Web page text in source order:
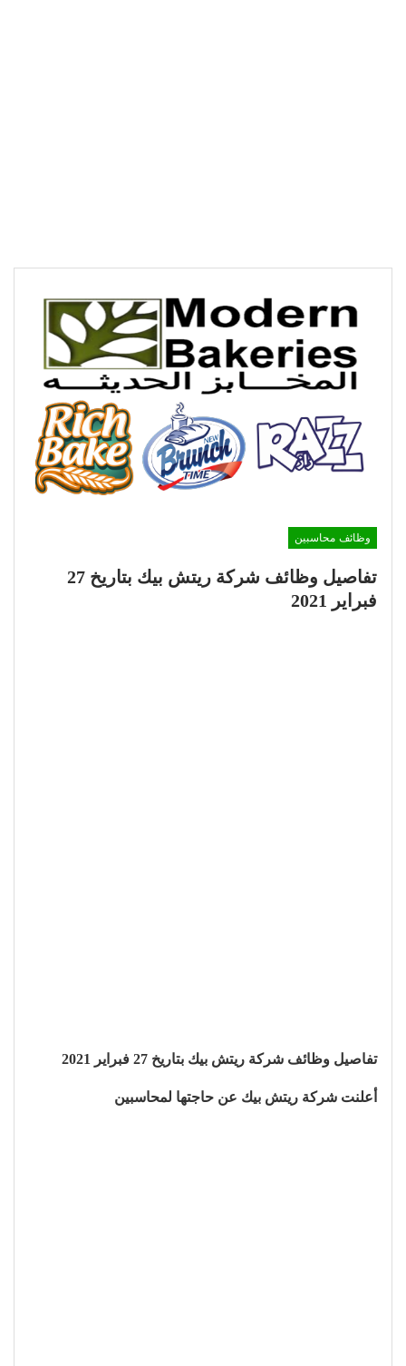
وظائف محاسبين
تفاصيل وظائف شركة ريتش بيك بتاريخ 27
فبراير 2021
تفاصيل وظائف شركة ريتش بيك بتاريخ 27 فبراير 2021
أعلنت شركة ريتش بيك عن حاجتها لمحاسبين